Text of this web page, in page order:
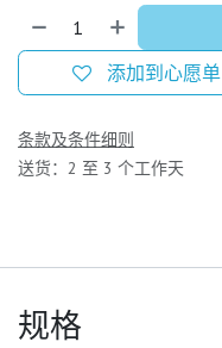
添加到心愿单
条款及条件细则
送货：2 至 3 个工作天
规格